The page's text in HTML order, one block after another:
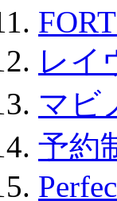
レイ
マビ
予約